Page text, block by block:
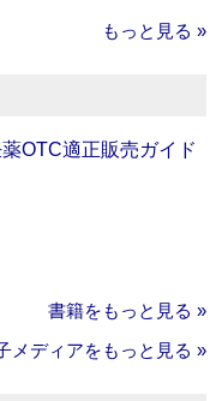
もっと見る »
OTC適正販売ガイド
書籍をもっと見る »
メディアをもっと見る »